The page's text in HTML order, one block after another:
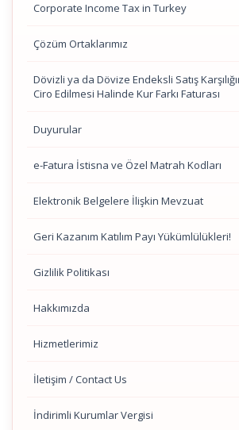
Corporate Income Tax in Turkey
Çözüm Ortaklarımız
Dövizli ya da Dövize Endeksli Satış
Ciro Edilmesi Halinde Kur Farkı Faturası
Duyurular
e-Fatura İstisna ve Özel Matrah Kodları
Elektronik Belgelere İlişkin Mevzuat
Geri Kazanım Katılım Payı Yükümlülükleri!
Gizlilik Politikası
Hakkımızda
Hizmetlerimiz
İletişim / Contact Us
İndirimli Kurumlar Vergisi